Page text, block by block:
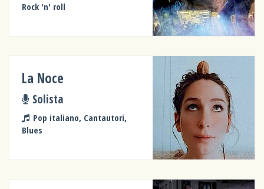
Rock 'n' roll
La Noce
Solista
Pop italiano, Cantautori,
Blues